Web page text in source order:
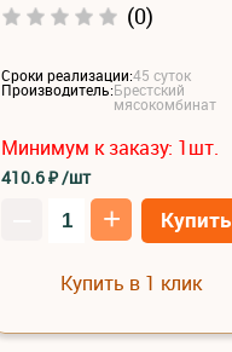
(0)
Сроки реализации:45 суток
Производитель:Брестский
мясокомбинат
Минимум к заказу: 1шт.
410.6₽/шт
+ Купить
Купить в 1 клик